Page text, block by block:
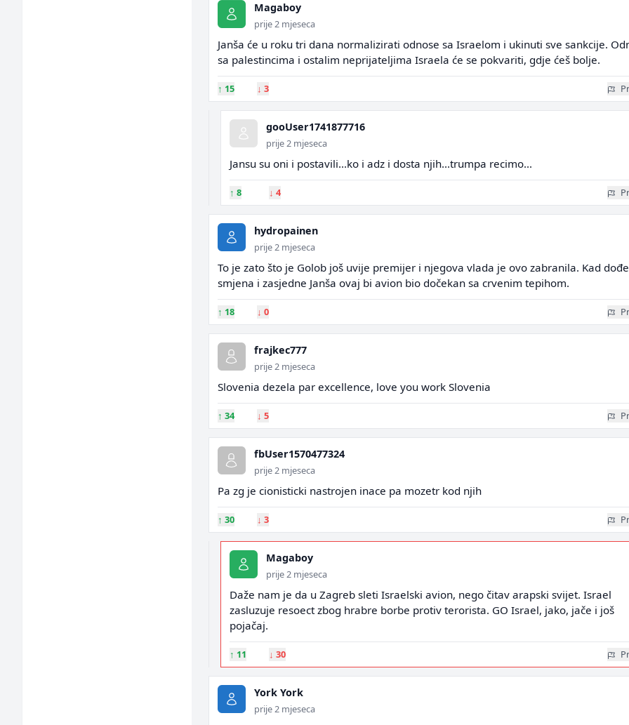
Magaboy
prije 2 mjeseca
Janša će u roku tri dana normalizirati odnose sa Israelom i ukinuti sve sankcije.
sa palestincima i ostalim neprijateljima Israela će se pokvariti, gdje ćeš bolje.
↑ 15 ↓ 3
gooUser1741877716
prije 2 mjeseca
Jansu su oni i postavili...ko i adz i dosta njih...trumpa recimo...
↑ 8 ↓ 4
hydropainen
prije 2 mjeseca
To je zato što je Golob još uvije premijer i njegova vlada je ovo zabranila. Kad dođe
smjena i zasjedne Janša ovaj bi avion bio dočekan sa crvenim tepihom.
↑ 18 ↓ 0
frajkec777
prije 2 mjeseca
Slovenia dezela par excellence, love you work Slovenia
↑ 34 ↓ 5
fbUser1570477324
prije 2 mjeseca
Pa zg je cionisticki nastrojen inace pa mozetr kod njih
↑ 30 ↓ 3
Magaboy
prije 2 mjeseca
Daže nam je da u Zagreb sleti Israelski avion, nego čitav arapski svijet. Israel
zasluzuje resoect zbog hrabre borbe protiv terorista. GO Israel, jako, jače i još
pojačaj.
↑ 11 ↓ 30
York York
prije 2 mjeseca